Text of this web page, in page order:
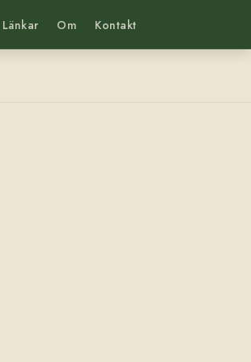
Länkar Om Kontakt